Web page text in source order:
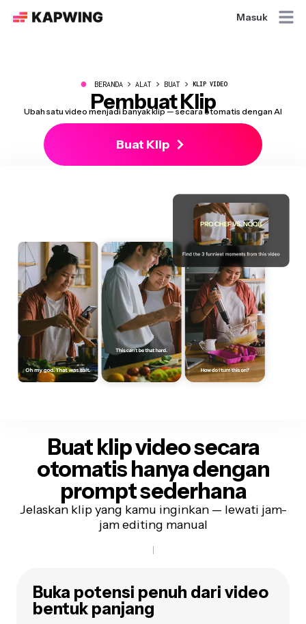
Masuk
● BERANDA ALAT BUAT KLIP VIDEO
Pembuat Klip
Ubah satu video menjadi banyak klip — secara otomatis dengan AI
Buat Klip
Buat klip video secara
otomatishanya dengan
prompt sederhana
Jelaskan klip yang kamu inginkan — lewati jam-
jam editing manual
Buka potensi penuh dari video
bentuk panjang